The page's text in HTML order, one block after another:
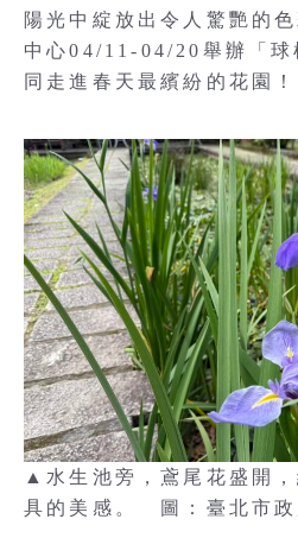
陽光中綻放出令人驚艷的
中心04/11-04/20舉辦「球
同走進春天最繽紛的花園！
▲水生池旁，鳶尾花盛開
具的美感。 圖：臺北市政